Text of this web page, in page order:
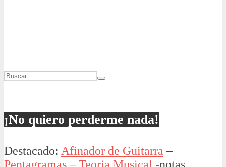
¡No quiero perderme nada!
Destacado: Afinador de Guitarra –
Pentagramas–Teoria Musical -notas